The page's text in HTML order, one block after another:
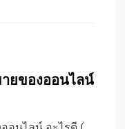
ยของออนไลน์